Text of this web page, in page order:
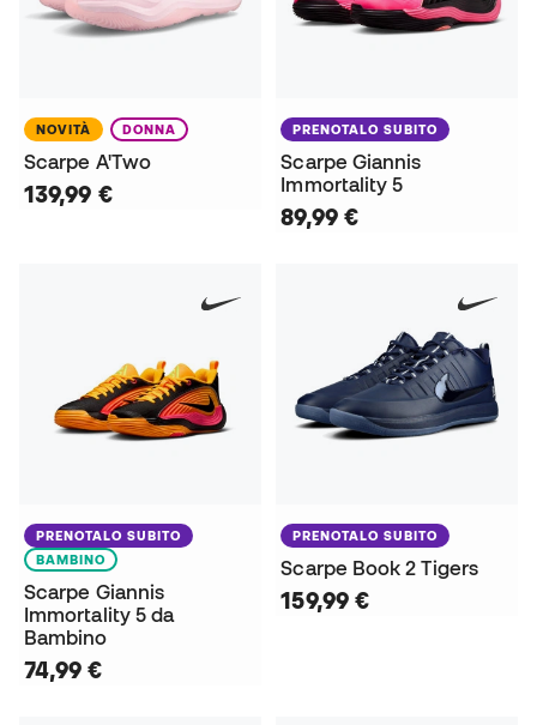
NOVITÀ DONNA
Scarpe A'Two
139,99 €
PRENOTALO SUBITO
Scarpe Giannis
Immortality 5
89,99 €
PRENOTALO SUBITO
BAMBINO
Scarpe Giannis
Immortality 5 da
Bambino
74,99 €
PRENOTALO SUBITO
Scarpe Book 2 Tigers
159,99 €